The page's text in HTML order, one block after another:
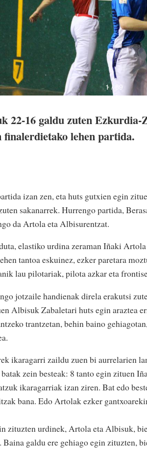
22-16 galdu zuten
finalerdietako lehen partida.
izan zen, eta huts gutxien egin
sakanarrek. Hurrengo partida,
da Artola eta Albisurentzat.
elastiko urdina zeraman Iñaki
tantoa eskuinez, ezker paretara
lau pilotariak, pilota azkar eta
jotzaile handienak direla erakutsi
Albisuk Zabaletari huts egin araztea
trantzetan, behin baino
ikaragarri zaildu zuen bi aurrelarien
zein besteak: 8 tanto egin zituen
ikaragarriak izan ziren. Bat edo
bana. Edo Artolak ezker
zituzten urdinek, Artola eta Albisuk,
galdu ere gehiago egin zituzten,